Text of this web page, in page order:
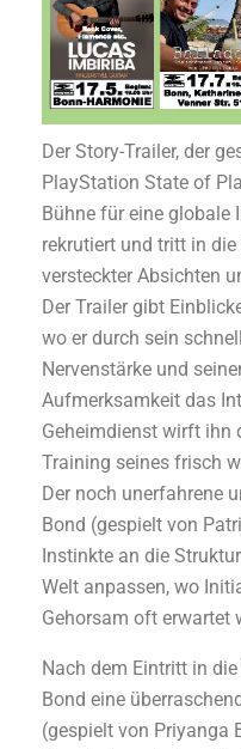
Der Story-Trailer, der
PlayStation State of
Bühne für eine globale
rekrutiert und tritt in
versteckter Absichten
Der Trailer gibt
wo er durch sein
Nervenstärke und
Aufmerksamkeit das
Geheimdienst wirft ihn
Training seines frisch
Der noch unerfahrene
Bond (gespielt von
Instinkte an die
Welt anpassen, wo
Gehorsam oft erwartet
Nach dem Eintritt in
Bond eine
(gespielt von Priyanga